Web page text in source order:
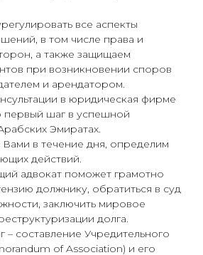
все аспекты
в том числе права и
а также защищаем
при возникновении споров
и арендатором.
в юридическая фирме
первый шаг в успешной
Эмиратах.
в течение дня, определим
действий.
адвокат поможет грамотно
должнику, обратиться в суд
заключить мировое
долга.
составление Учредительного
of Association) и его